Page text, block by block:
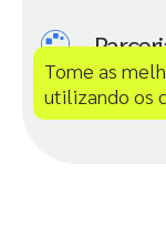
Tome as
utilizando os